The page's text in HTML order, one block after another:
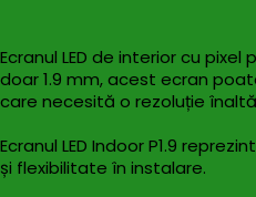
Ecranul LED de interior cu
doar 1.9 mm, acest ecran
care necesită o rezoluție
Ecranul LED Indoor P1.9
și flexibilitate în instalare.